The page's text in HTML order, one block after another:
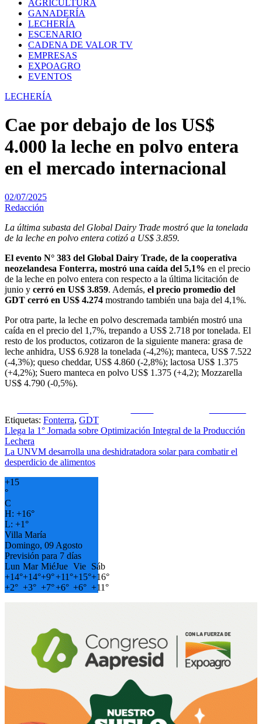
AGRICULTURA
GANADERÍA
LECHERÍA
ESCENARIO
CADENA DE VALOR TV
EMPRESAS
EXPOAGRO
EVENTOS
LECHERÍA
Cae por debajo de los US$
4.000 la leche en polvo entera
en el mercado internacional
02/07/2025
Redacción
La última subasta del Global Dairy Trade mostró que la tonelada
de la leche en polvo entera cotizó a US$ 3.859.
El evento N° 383 del Global Dairy Trade, de la cooperativa
neozelandesa Fonterra, mostró una caída del 5,1% en el precio
de la leche en polvo entera con respecto a la última licitación de
junio y cerró en US$ 3.859. Además, el precio promedio del
GDT cerró en US$ 4.274 mostrando también una baja del 4,1%.
Por otra parte, la leche en polvo descremada también mostró una
caída en el precio del 1,7%, trepando a US$ 2.718 por tonelada. El
resto de los productos, cotizaron de la siguiente manera: grasa de
leche anhidra, US$ 6.928 la tonelada (-4,2%); manteca, US$ 7.522
(-4,3%); queso cheddar, US$ 4.860 (-2,8%); lactosa US$ 1.375
(+4,2%); Suero manteca en polvo US$ 1.375 (+4,2); Mozzarella
US$ 4.790 (-0,5%).
Etiquetas: Fonterra, GDT
Navegación
de
entradas
Llega la 1° Jornada sobre Optimización Integral de la Producción
Lechera
La UNVM desarrolla una deshidratadora solar para combatir el
desperdicio de alimentos
+15
°
C
H: +16°
L: +1°
Villa María
Domingo, 09 Agosto
Previsión para 7 días
Lun Mar MiéJue Vie Sáb
+14°+14°+9°+11°+15°+16°
+2° +3° +7°+6° +6° +11°